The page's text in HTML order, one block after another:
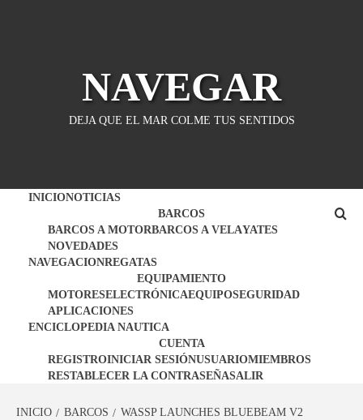
NAVEGAR
DEJA QUE EL MAR COLME TUS SENTIDOS
INICIONOTICIAS
BARCOS
BARCOS A MOTORBARCOS A VELAYATES
NOVEDADES
NAVEGACIONREGATAS
EQUIPAMIENTO
MOTORESELECTRÓNICAEQUIPOSEGURIDAD
APLICACIONES
ENCICLOPEDIA NAUTICA
CUENTA
REGISTROINICIAR SESIÓNUSUARIOMIEMBROS
RESTABLECER LA CONTRASEÑASALIR
INICIO BARCOS
WASSP LAUNCHES BLUEBEAM V2